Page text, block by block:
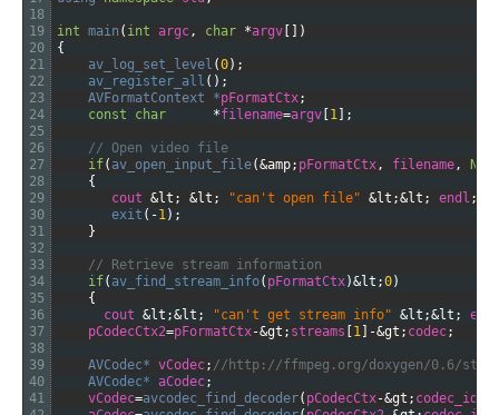
18
19
20
21
22
23
24
25
26
27
28
29
30
31
32
33
34
35
36
37
38
39
40
41
int main ( int argc, char *argv
)
{
av_log_set_level (0) ;
av_register_all ( ) ;
AVFormatContext *pFormatCtx;
const
char *filename=argv 1 ;
// Open video file
if( av_open_input_file(&amp; pFormatCtx, filename,
{
cout &lt; &lt; "can't open file" &lt;&lt; endl ;
exit ( -1) ;
}
// Retrieve stream information
if( av_find_stream_info( pFormatCtx)&lt;0)
{
cout &lt;&lt; "can't get stream info" &lt;&lt;
pCodecCtx2=pFormatCtx-&gt; streams 1 -&gt; codec;
AVCodec* vCodec; //http://ffmpeg.org/doxygen/0.6/
AVCodec*
aCodec;
vCodec=avcodec_find_decoder( pCodecCtx-&gt; codec_id